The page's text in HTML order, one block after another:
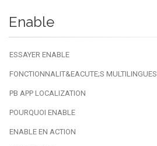
Enable
ESSAYER ENABLE
FONCTIONNALIT&EACUTE;S MULTILINGUES
PB APP LOCALIZATION
POURQUOI ENABLE
ENABLE EN ACTION